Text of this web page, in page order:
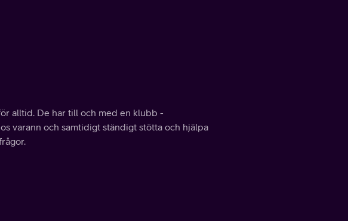
alltid. De har till och med en klubb -
varann och samtidigt ständigt stötta och hjälpa